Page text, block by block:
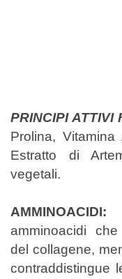
PRINCIPI ATTIVI
Prolina,
Estratto di
vegetali.
AMMINOACIDI:
amminoacidi
del collagene,
contraddistingue